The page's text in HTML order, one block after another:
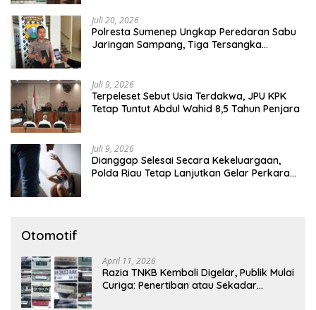
Juli 20, 2026
Polresta Sumenep Ungkap Peredaran Sabu
Jaringan Sampang, Tiga Tersangka
Juli 9, 2026
Terpeleset Sebut Usia Terdakwa, JPU KPK
Tetap Tuntut Abdul Wahid 8,5 Tahun Penjara
Juli 9, 2026
Dianggap Selesai Secara Kekeluargaan,
Polda Riau Tetap Lanjutkan Gelar Perkara
Otomotif
April 11, 2026
Razia TNKB Kembali Digelar, Publik Mulai
Curiga: Penertiban atau Sekadar